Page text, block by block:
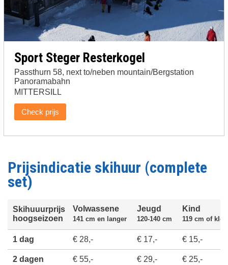
Sport Steger Resterkogel
Passthurn 58, next to/neben mountain/Bergstation
Panoramabahn
MITTERSILL
Check prijs
Prijsindicatie skihuur (complete
set)
Skihuuurprijs
hoogseizoen
Volwassene
141 cm en langer
Jeugd
120-140 cm
Kind
119 cm of
1 dag € 28,- € 17,- € 15,-
2 dagen € 55,- € 29,- € 25,-